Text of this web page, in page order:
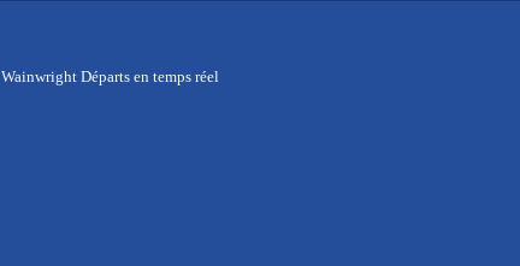
Départs en temps réel